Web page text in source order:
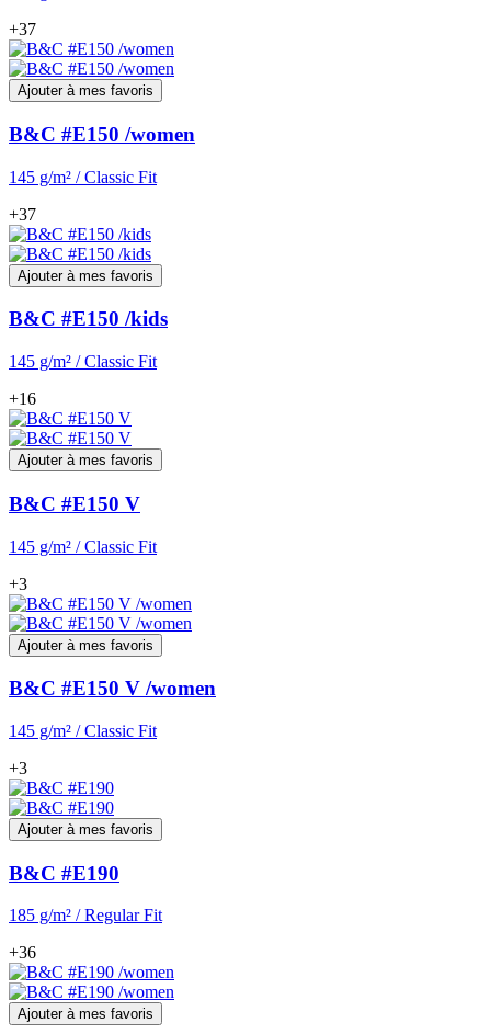
+37
Ajouter à mes favoris
B&C #E150 /women
145 g/m² / Classic Fit
+37
Ajouter à mes favoris
B&C #E150 /kids
145 g/m² / Classic Fit
+16
Ajouter à mes favoris
B&C #E150 V
145 g/m² / Classic Fit
+3
Ajouter à mes favoris
B&C #E150 V /women
145 g/m² / Classic Fit
+3
Ajouter à mes favoris
B&C #E190
185 g/m² / Regular Fit
+36
Ajouter à mes favoris